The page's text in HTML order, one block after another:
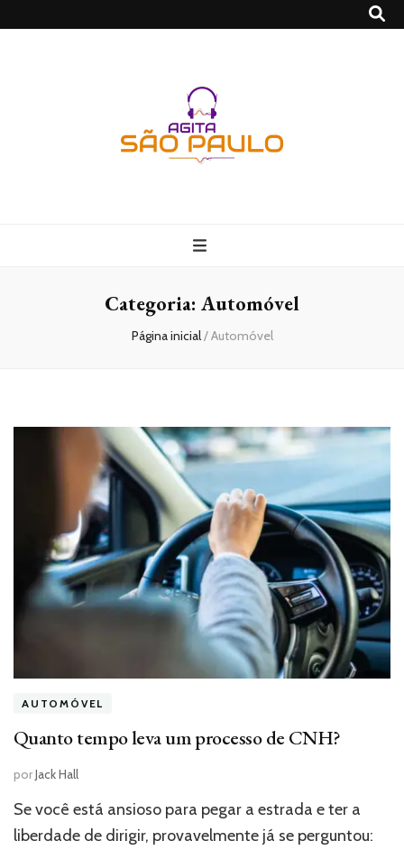
Agito
Categoria: Automóvel
Página inicial/Automóvel
AUTOMÓVEL
Quanto tempo leva um processo de CNH?
porJack Hall
Se você está ansioso para pegar a estrada e ter a
liberdade de dirigir, provavelmente já se perguntou: